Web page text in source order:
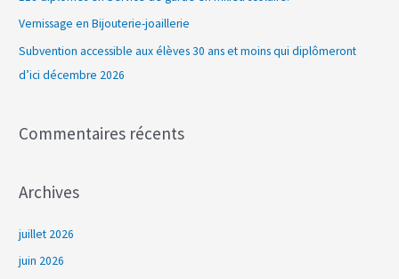
h
e
r
Vernissage en Bijouterie-joaillerie
Subvention accessible aux élèves 30 ans et moins qui diplômeront
d’ici décembre 2026
Commentaires récents
Archives
juillet 2026
juin 2026